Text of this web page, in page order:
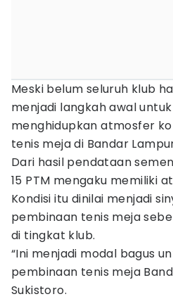
Meski belum seluruh klub
menjadi langkah awal
menghidupkan atmosfer
tenis meja di Bandar
Dari hasil pendataan
15 PTM mengaku memiliki
Kondisi itu dinilai menjadi
pembinaan tenis meja
di tingkat klub.
“Ini menjadi modal bagus
pembinaan tenis meja
Sukistoro.